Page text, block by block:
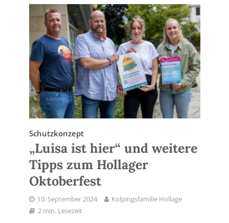
Schutzkonzept
„Luisa ist hier“ und weitere
Tipps zum Hollager
Oktoberfest
10. September 2024
Kolpingsfamilie Hollage
2 min. Lesezeit